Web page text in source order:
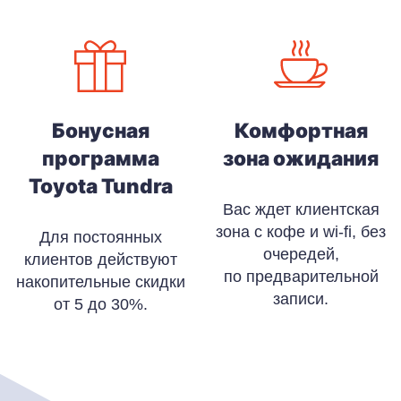
Бонусная
программа
Toyota Tundra
Для постоянных
клиентов действуют
накопительные скидки
от 5 до 30%.
Комфортная
зона ожидания
Вас ждет клиентская
зона с кофе и wi-fi, без
очередей,
по предварительной
записи.